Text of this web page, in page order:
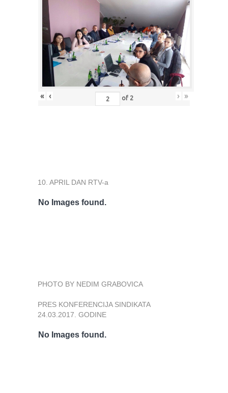
« ‹ of 2 › »
10. APRIL DAN RTV-a
No Images found.
PHOTO BY NEDIM GRABOVICA
PRES KONFERENCIJA SINDIKATA
24.03.2017. GODINE
No Images found.